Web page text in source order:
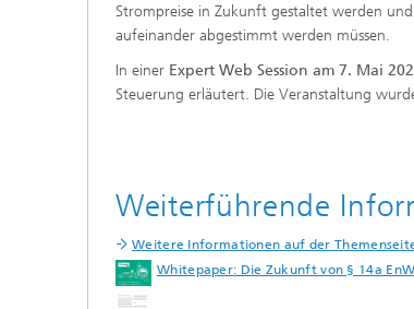
Strompreise in Zukunft gestaltet werden
aufeinander abgestimmt werden müssen.
In einer Expert Web Session am 7. Mai
Steuerung erläutert. Die Veranstaltung
Weiterführende
Weitere Informationen auf der
Whitepaper: Die Zukunft von § 14a